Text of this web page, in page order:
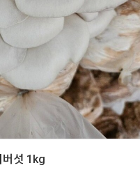
버섯 1kg